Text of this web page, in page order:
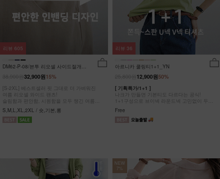
DM62-P-08/븐투 리오셀 사이드절개팬
15%
32,900원
[S-2XL] 베스트셀러 핏 그대로 더 가벼워진
여름 리오셀 와이드 팬츠!
슬림함과 편안함, 시원함을 모두 챙긴 여름
완전정복 팬츠
S,M,L,XL,2XL / 숏,기본,롱
리뷰 605
아르니카 쿨링티1+1_YN
50%
12,900원
[ 기획특가/1+1 ]
나크가 만들면 기본티도 다르다는 공식!
1+1구성으로 브이넥 라운드넥 고민없이 두장
다 챙겨가세요
Free
리뷰 36
NEW
7%